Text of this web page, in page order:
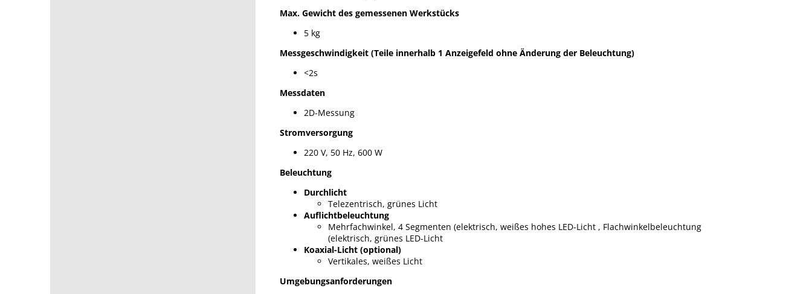
Max. Gewicht des gemessenen Werkstücks
5 kg
Messgeschwindigkeit (Teile innerhalb 1 Anzeigefeld ohne Änderung der Beleuchtung)
<2s
Messdaten
2D-Messung
Stromversorgung
220 V, 50 Hz, 600 W
Beleuchtung
Durchlicht
Telezentrisch, grünes Licht
Auflichtbeleuchtung
Mehrfachwinkel, 4 Segmenten (elektrisch, weißes hohes LED-Licht , Flachwinkelbeleuchtung
(elektrisch, grünes LED-Licht
Koaxial-Licht (optional)
Vertikales, weißes Licht
Umgebungsanforderungen